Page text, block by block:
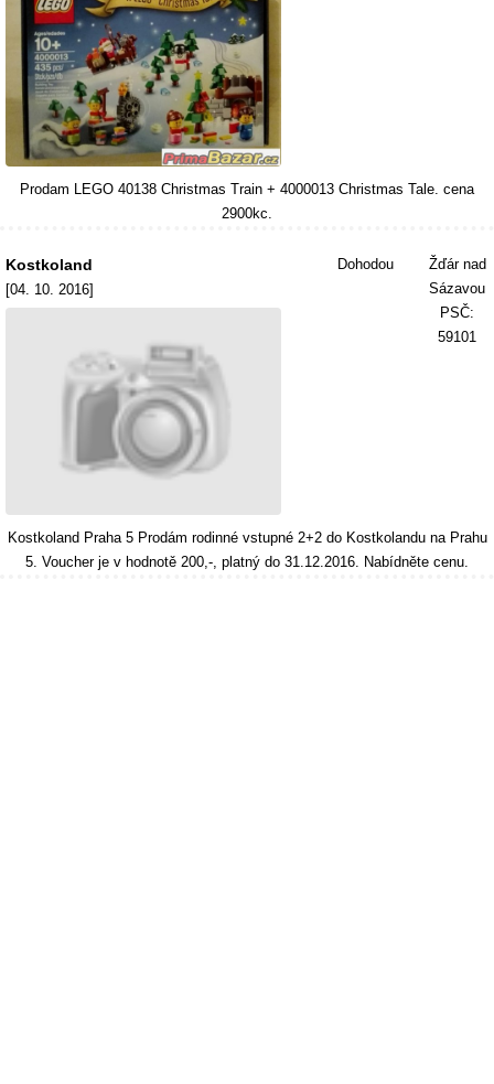
Prodam LEGO 40138 Christmas Train + 4000013 Christmas Tale. cena
2900kc.
Kostkoland
[04. 10. 2016]
Dohodou
Žďár nad
Sázavou
PSČ:
59101
Kostkoland Praha 5 Prodám rodinné vstupné 2+2 do Kostkolandu na Prahu
5. Voucher je v hodnotě 200,-, platný do 31.12.2016. Nabídněte cenu.